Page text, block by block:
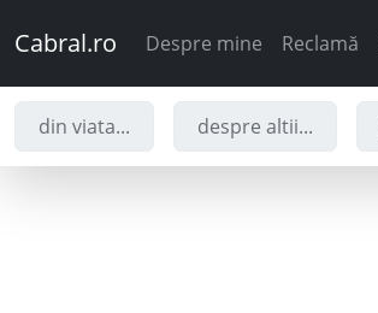
Cabral.ro Despre mine Reclamă
din viata... despre altii...